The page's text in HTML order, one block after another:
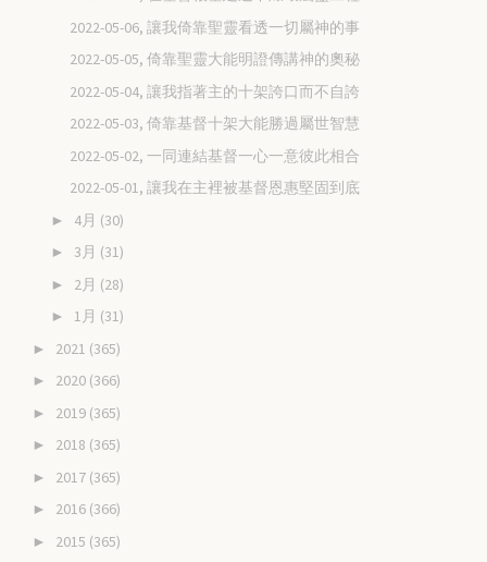
2022-05-06, 讓我倚靠聖靈看透一切屬神的事
2022-05-05, 倚靠聖靈大能明證傳講神的奧秘
2022-05-04, 讓我指著主的十架誇口而不自誇
2022-05-03, 倚靠基督十架大能勝過屬世智慧
2022-05-02, 一同連結基督一心一意彼此相合
2022-05-01, 讓我在主裡被基督恩惠堅固到底
► 4月 (30)
► 3月 (31)
► 2月 (28)
► 1月 (31)
► 2021 (365)
► 2020 (366)
► 2019 (365)
► 2018 (365)
► 2017 (365)
► 2016 (366)
► 2015 (365)